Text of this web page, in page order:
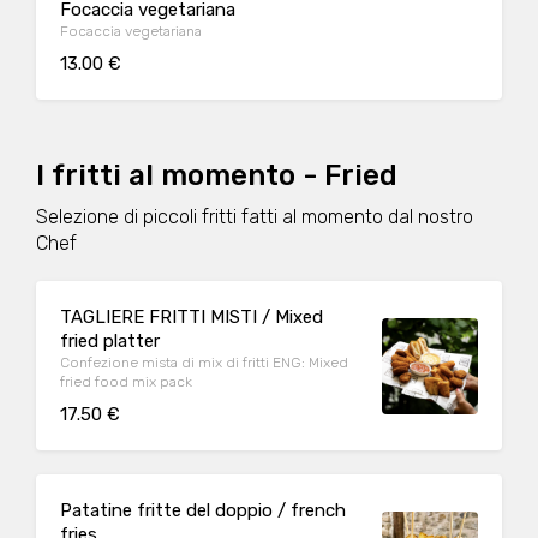
Focaccia vegetariana
Focaccia vegetariana
13.00 €
I fritti al momento - Fried
Selezione di piccoli fritti fatti al momento dal nostro
Chef
TAGLIERE FRITTI MISTI / Mixed
fried platter
Confezione mista di mix di fritti ENG: Mixed
fried food mix pack
17.50 €
Patatine fritte del doppio / french